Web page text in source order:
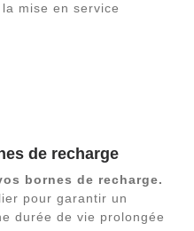
mise en service
de recharge
bornes de recharge.
pour garantir un
durée de vie prolongée